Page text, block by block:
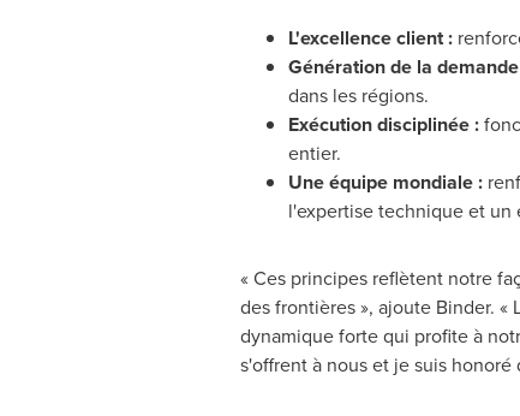
L'excellence client :
Génération de la
dans les régions.
Exécution disciplinée :
entier.
Une équipe mondiale :
l'expertise technique et un
« Ces principes reflètent notre
des frontières », ajoute Binder.
dynamique forte qui profite à
s'offrent à nous et je suis